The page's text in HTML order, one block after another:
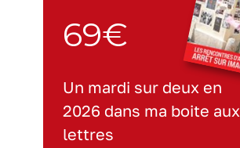
69€
Un mardi sur deux en
2026 dans ma boite aux
lettres